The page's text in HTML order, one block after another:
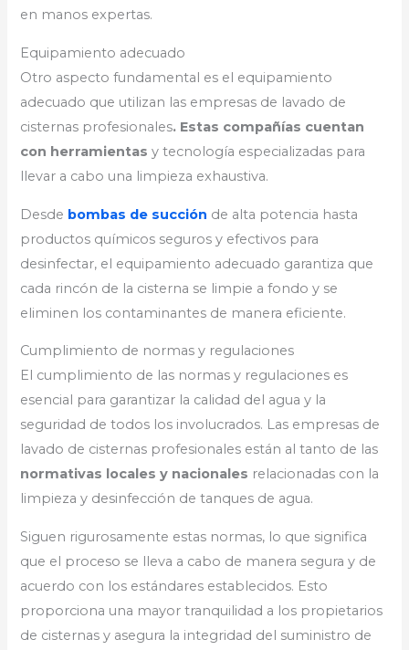
en manos expertas.
Equipamiento adecuado
Otro aspecto fundamental es el equipamiento
adecuado que utilizan las empresas de lavado de
cisternas profesionales. Estas compañías cuentan
con herramientas y tecnología especializadas para
llevar a cabo una limpieza exhaustiva.
Desde bombas de succión de alta potencia hasta
productos químicos seguros y efectivos para
desinfectar, el equipamiento adecuado garantiza que
cada rincón de la cisterna se limpie a fondo y se
eliminen los contaminantes de manera eficiente.
Cumplimiento de normas y regulaciones
El cumplimiento de las normas y regulaciones es
esencial para garantizar la calidad del agua y la
seguridad de todos los involucrados. Las empresas de
lavado de cisternas profesionales están al tanto de las
normativas locales y nacionales relacionadas con la
limpieza y desinfección de tanques de agua.
Siguen rigurosamente estas normas, lo que significa
que el proceso se lleva a cabo de manera segura y de
acuerdo con los estándares establecidos. Esto
proporciona una mayor tranquilidad a los propietarios
de cisternas y asegura la integridad del suministro de